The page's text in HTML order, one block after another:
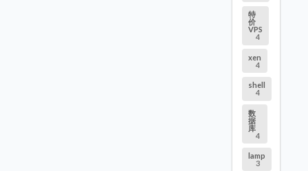
特
价
VPS
4
xen
4
shell
4
数
据
库
4
lamp
3